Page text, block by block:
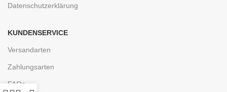
Datenschutzerklärung
KUNDENSERVICE
Versandarten
Zahlungsarten
FAQs